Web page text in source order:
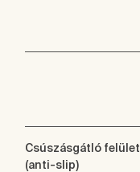
Csúszásgátló felület
(anti-slip)